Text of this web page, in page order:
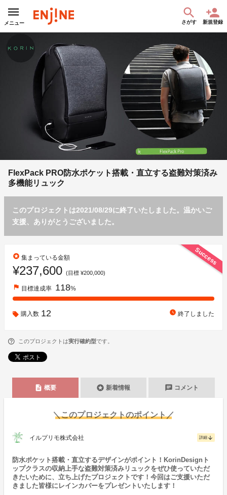
メニュー さがす 新規登録
FlexPack PRO防水ポケット搭載・直立する盗難対策済み
多機能リュック
このプロジェクトは2021/08/29に終了いたしました。温かいご
支援、ありがとうございました。
Success
stars 集まっている金額
¥237,600 (目標 ¥200,000)
flag 目標達成率 118%
購入数 12 watch_later 終了しました
このプロジェクトは実行確約型です。
description 概要 stars 新着情報 chat コメント
＼このプロジェクトのポイント／
イルプリモ株式会社 詳細 arrow_downward
防水ポケット搭載・直立するデザインがポイント！KorinDesignト
ップクラスの収納上手な盗難対策済みリュックをぜひ使っていただ
きたいために、立ち上げたプロジェクトです！今回はご支援いただ
きました皆様にレインカバーをプレゼントいたします！